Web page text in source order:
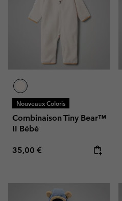
Nouveaux Coloris
Combinaison Tiny Bear™
II Bébé
Regular price:
35,00 €